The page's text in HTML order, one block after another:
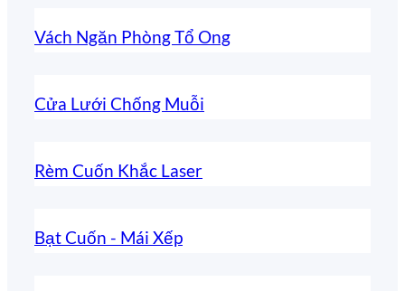
Vách Ngăn Phòng Tổ Ong
Cửa Lưới Chống Muỗi
Rèm Cuốn Khắc Laser
Bạt Cuốn - Mái Xếp